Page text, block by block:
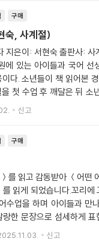
때문이다. 오히려 자신을
고 비슷한 생활을 반복하
적이라 한다. 작가는 봄, 여
큰 위로를 받는다. 소년들
시에 작가는 자신의 뿌리
먼 착하고 순수한 영혼을
다가오면서 나쁜 행동과
음 아파하는 아이, 다른 이
있을까? 이런 ‘고운 마음’
이 도대체 뭐지. 사람은 여
겹겹이 지니고 있는 걸까.
는 걸까. 마음의 고저 내지
구매
숙, 사계절)
번
에 있는 아이들과 국어 선
다. 소년들이 책 읽어본
첫 수업 후 깨달은 뒤 소
당 같은 분위기다. 그속에
신고
구매
를 읽고 감동받아 ＜어떤
읽게 되었습니다.꼬리에
수업을 하며 아이들과 만
한 문장으로 섬세하게 표
게 맞춘 수업 모두 너무
신고